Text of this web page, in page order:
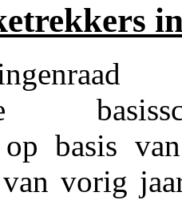
basis
vorig